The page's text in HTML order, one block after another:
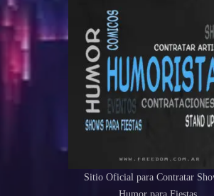
Sitio Oficial para Contratar